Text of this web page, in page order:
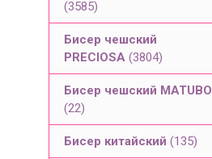
(3585)
Бисер чешский
PRECIOSA (3804)
Бисер чешский MATUBO
(22)
Бисер китайский (135)